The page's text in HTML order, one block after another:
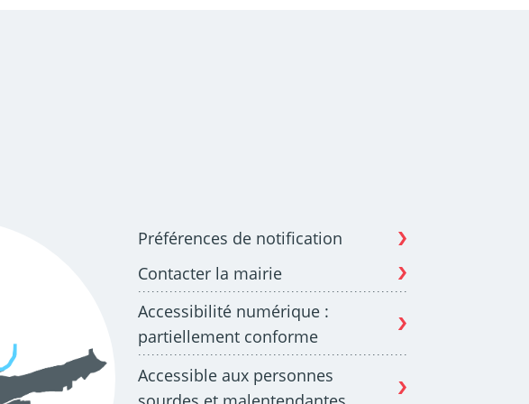
Préférences de notification
Contacter la mairie
Accessibilité numérique :
partiellement conforme
Accessible aux personnes